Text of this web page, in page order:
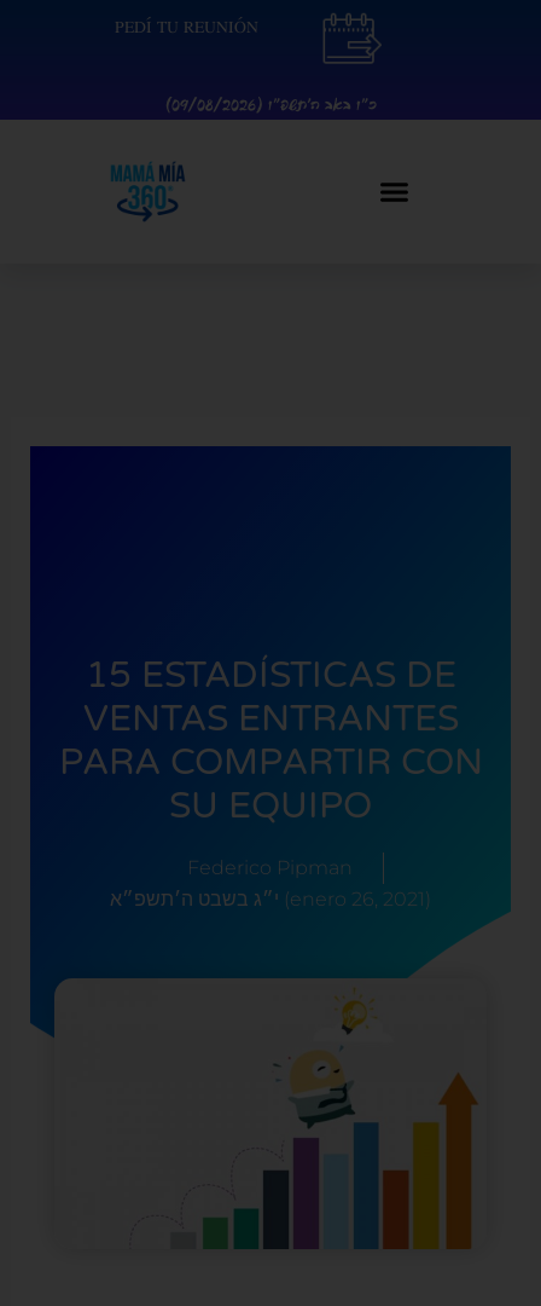
PEDÍ TU REUNIÓN
כ״ו באב ה׳תשפ״ו (09/08/2026)
15 ESTADÍSTICAS DE
VENTAS ENTRANTES
PARA COMPARTIR CON
SU EQUIPO
Federico Pipman
י״ג בשבט ה׳תשפ״א (enero 26, 2021)